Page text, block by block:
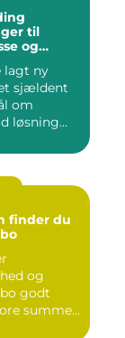
til
og
lagt ny
sjældent
om
løsning
finder du
og
godt
summer